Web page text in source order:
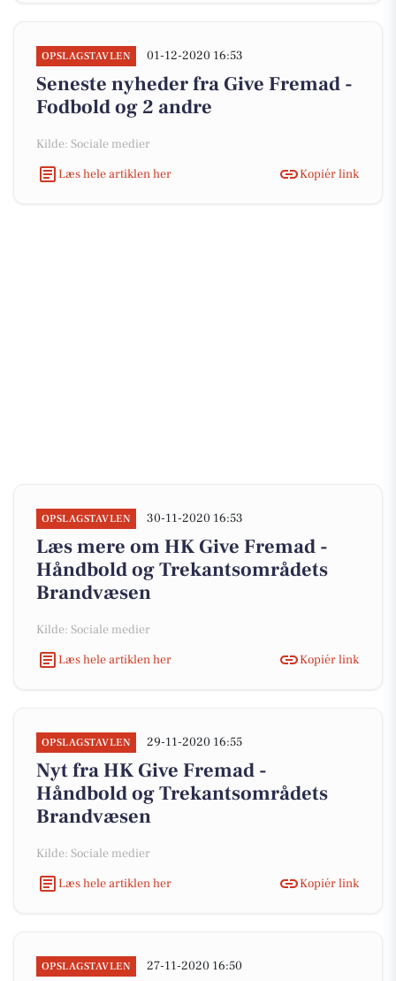
OPSLAGSTAVLEN 01-12-2020 16:53
Seneste nyheder fra Give Fremad -
Fodbold og 2 andre
Kilde: Sociale medier
Læs hele artiklen her
Kopiér link
OPSLAGSTAVLEN 30-11-2020 16:53
Læs mere om HK Give Fremad -
Håndbold og Trekantsområdets
Brandvæsen
Kilde: Sociale medier
Læs hele artiklen her
Kopiér link
OPSLAGSTAVLEN 29-11-2020 16:55
Nyt fra HK Give Fremad -
Håndbold og Trekantsområdets
Brandvæsen
Kilde: Sociale medier
Læs hele artiklen her
Kopiér link
OPSLAGSTAVLEN 27-11-2020 16:50